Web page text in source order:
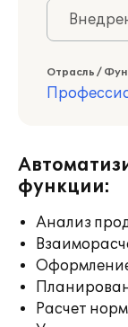
Отрасль /
функции:
Анализ
Расчет